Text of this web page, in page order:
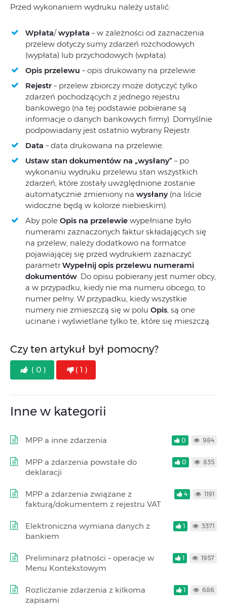
Przed wykonaniem wydruku należy ustalić:
Wpłata/wypłata – w zależności od zaznaczenia
przelew dotyczy sumy zdarzeń rozchodowych
(wypłata) lub przychodowych (wpłata).
Opis przelewu – opis drukowany na przelewie.
Rejestr – przelew zbiorczy może dotyczyć tylko
zdarzeń pochodzących z jednego rejestru
bankowego (na tej podstawie pobierane są
informacje o danych bankowych firmy). Domyślnie
podpowiadany jest ostatnio wybrany Rejestr.
Data – data drukowana na przelewie.
Ustaw stan dokumentów na „wysłany” – po
wykonaniu wydruku przelewu stan wszystkich
zdarzeń, które zostały uwzględnione zostanie
automatycznie zmieniony na wysłany (na liście
widoczne będą w kolorze niebieskim).
Aby pole Opis na przelewie wypełniane było
numerami zaznaczonych faktur składających się
na przelew, należy dodatkowo na formatce
pojawiającej się przed wydrukiem zaznaczyć
parametrWypełnij opis przelewu numerami
dokumentów . Do opisu pobierany jest numer obcy,
a w przypadku, kiedy nie ma numeru obcego, to
numer pełny. W przypadku, kiedy wszystkie
numery nie zmieszczą się w polu Opis , są one
ucinane i wyświetlane tylko te, które się mieszczą.
Czy ten artykuł był pomocny?
( 0 ) ( 1 )
Inne w kategorii
MPP a inne zdarzenia 0 984
MPP a zdarzenia powstałe do
deklaracji
0 835
MPP a zdarzenia związane z
fakturą/dokumentem z rejestru VAT
4 1191
Elektroniczna wymiana danych z
bankiem
1 3371
Preliminarz płatności – operacje w
Menu Kontekstowym
1 1957
Rozliczanie zdarzenia z kilkoma
zapisami
1 686